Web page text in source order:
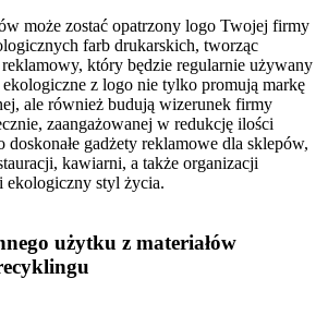
może zostać opatrzony logo Twojej firmy
farb drukarskich, tworząc
który będzie regularnie używany
z logo nie tylko promują markę
ale również budują wizerunek firmy
zaangażowanej w redukcję ilości
gadżety reklamowe dla sklepów,
kawiarni, a także organizacji
styl życia.
użytku z materiałów